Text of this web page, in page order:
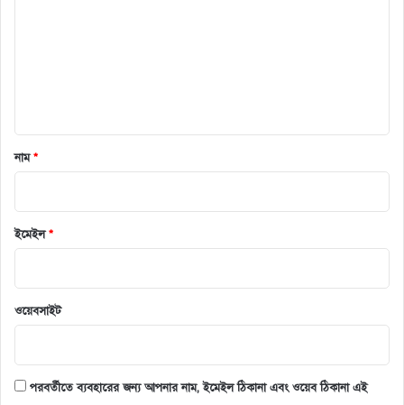
নাম*
ইমেইল*
ওয়েবসাইট
পরবর্তীতে ব্যবহারের জন্য আপনার নাম, ইমেইল ঠিকানা এবং ওয়েব ঠিকানা এই